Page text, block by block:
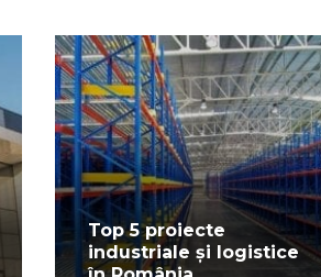
Top 5 proiecte
industriale și logistice